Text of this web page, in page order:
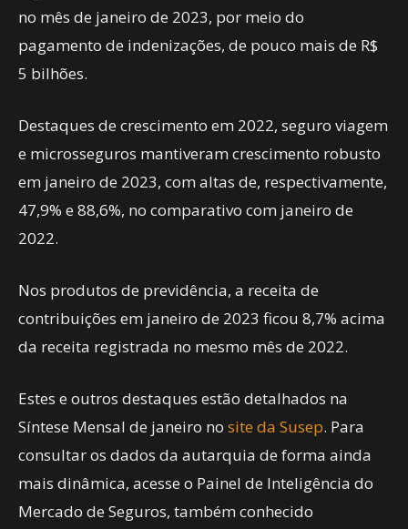
no mês de janeiro de 2023, por meio do
pagamento de indenizações, de pouco mais de R$
5 bilhões.
Destaques de crescimento em 2022, seguro viagem
e microsseguros mantiveram crescimento robusto
em janeiro de 2023, com altas de, respectivamente,
47,9% e 88,6%, no comparativo com janeiro de
2022.
Nos produtos de previdência, a receita de
contribuições em janeiro de 2023 ficou 8,7% acima
da receita registrada no mesmo mês de 2022.
Estes e outros destaques estão detalhados na
Síntese Mensal de janeiro no site da Susep. Para
consultar os dados da autarquia de forma ainda
mais dinâmica, acesse o Painel de Inteligência do
Mercado de Seguros, também conhecido